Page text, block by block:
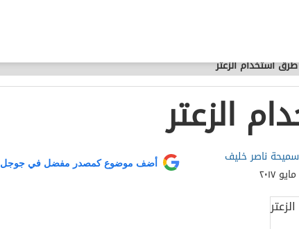
طرق استخدام الزعتر
الزعتر
سميحة ناصر خليف
أضف موضوع كمصدر مفضل في جوجل